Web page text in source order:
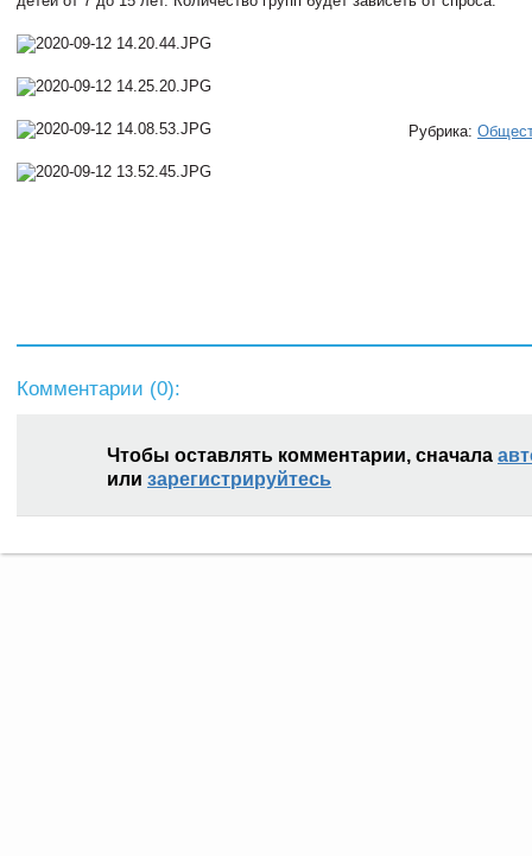
Рубрика:
Комментарии (0):
Чтобы оставлять комментарии, сначала
или зарегистрируйтесь